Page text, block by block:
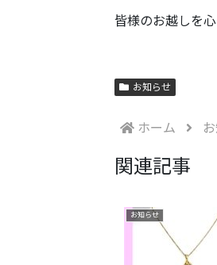
皆様のお越しを
お知らせ
ホーム
関連記事
お知らせ